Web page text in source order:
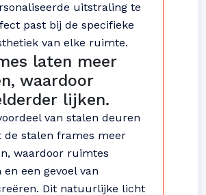
uitstraling te
past bij de specifieke
van elke ruimte.
laten meer
waardoor
lijken.
van stalen deuren
de stalen frames meer
waardoor ruimtes
een gevoel van
Dit natuurlijke licht